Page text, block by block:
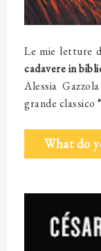
Le mie letture
cadavere in
Alessia
grande classico
What do